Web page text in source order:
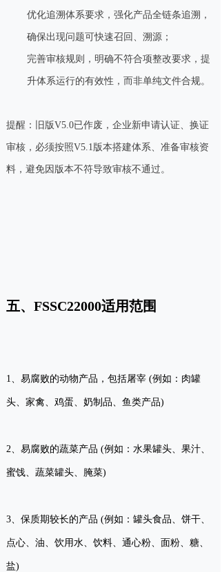
优化追溯体系要求，强化产品全链条追溯，
确保出现问题可快速召回、溯源；
完善审核规则，明确不符合项整改要求，提
升体系运行的有效性，而非单纯文件合规。
提醒：旧版V5.0已作废，企业新申请认证、换证
审核，必须按照V5.1版本搭建体系、准备审核资
料，避免因版本不符导致审核不通过。
五、FSSC22000适用范围
1、易腐败的动物产品，包括屠宰 (例如：肉罐
头、家禽、鸡蛋、奶制品、鱼类产品)
2、易腐败的蔬菜产品 (例如：水果罐头、果汁、
蜜饯、蔬菜罐头、腌菜)
3、保质期较长的产品 (例如：罐头食品、饼干、
点心、油、饮用水、饮料、通心粉、面粉、糖、
盐)